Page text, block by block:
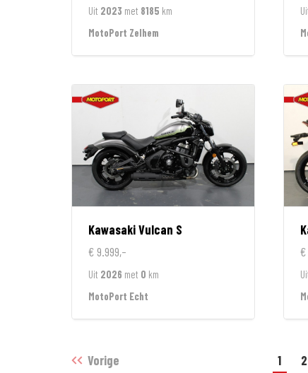
Uit 2023 met 8185 km
MotoPort Zelhem
KawasakiVulcan S
€ 9.999,-
Uit 2026 met 0 km
MotoPort Echt
€
Vorige 1 2